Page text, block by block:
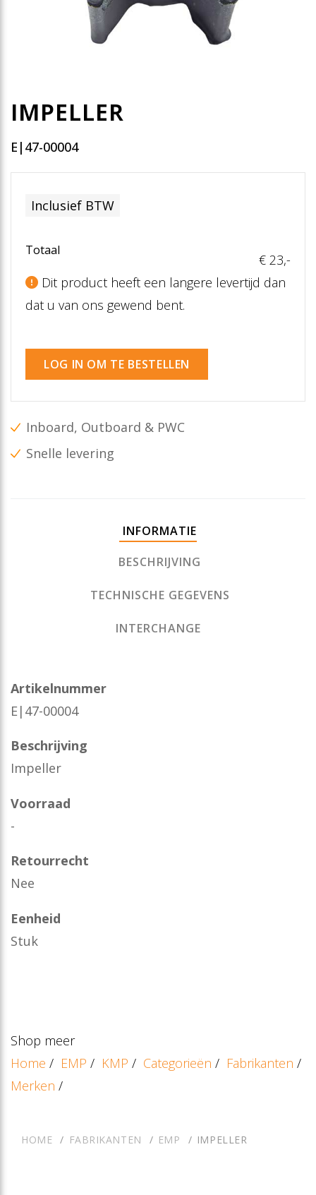
IMPELLER
E|47-00004
Inclusief BTW
Totaal
€ 23,-
Dit product heeft een langere levertijd dan
dat u van ons gewend bent.
LOG IN OM TE BESTELLEN
Inboard, Outboard & PWC
Snelle levering
INFORMATIE
BESCHRIJVING
TECHNISCHE GEGEVENS
INTERCHANGE
Artikelnummer
E|47-00004
Beschrijving
Impeller
Voorraad
-
Retourrecht
Nee
Eenheid
Stuk
Shop meer
Home / EMP / KMP / Categorieën / Fabrikanten /
Merken /
HOME FABRIKANTEN EMP IMPELLER